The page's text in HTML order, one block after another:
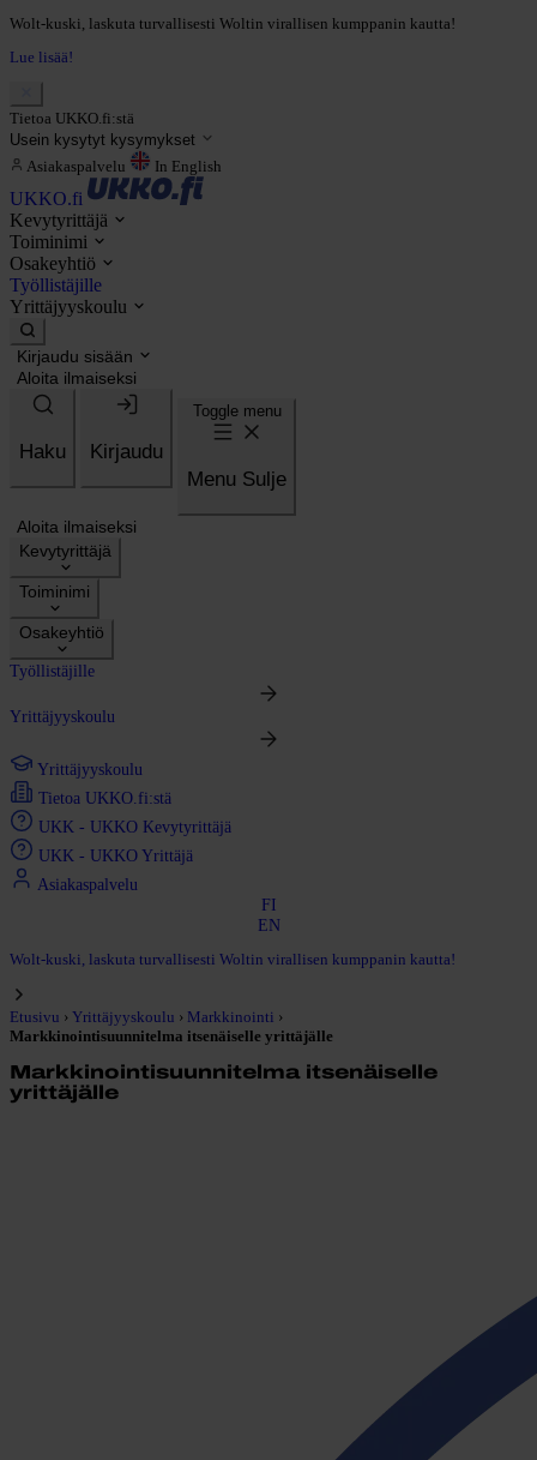
Wolt-kuski, laskuta turvallisesti Woltin virallisen kumppanin kautta!
Lue lisää!
Tietoa UKKO.fi:stä
Usein kysytyt kysymykset
Asiakaspalvelu In English
UKKO.fi
Kevytyrittäjä
Toiminimi
Osakeyhtiö
Työllistäjille
Yrittäjyyskoulu
Kirjaudu sisään
Aloita ilmaiseksi
Haku Kirjaudu
Toggle menu
Menu Sulje
Aloita ilmaiseksi
Kevytyrittäjä
Toiminimi
Osakeyhtiö
Työllistäjille
Yrittäjyyskoulu
Yrittäjyyskoulu
Tietoa UKKO.fi:stä
UKK - UKKO Kevytyrittäjä
UKK - UKKO Yrittäjä
Asiakaspalvelu
FI
EN
Wolt-kuski, laskuta turvallisesti Woltin virallisen kumppanin kautta!
Etusivu › Yrittäjyyskoulu › Markkinointi ›
Markkinointisuunnitelma itsenäiselle yrittäjälle
Markkinointisuunnitelma itsenäiselle
yrittäjälle